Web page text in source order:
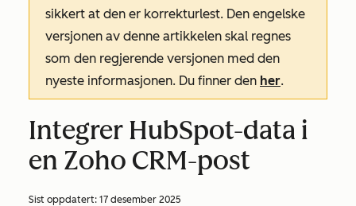
sikkert at den er korrekturlest. Den engelske
versjonen av denne artikkelen skal regnes
som den regjerende versjonen med den
nyeste informasjonen. Du finner den her.
Integrer HubSpot-data i
en Zoho CRM-post
Sist oppdatert: 17 desember 2025